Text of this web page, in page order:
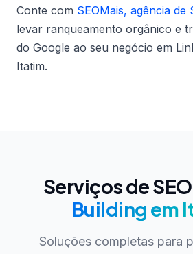
Conte com SEOMais, agência de
levar ranqueamento orgânico e
do Google ao seu negócio em
Itatim.
Serviços de
Building em
Soluções completas para